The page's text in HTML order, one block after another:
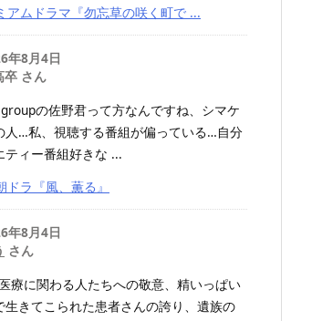
アムドラマ『勿忘草の咲く町で ...
年8月4日
卒 さん
の佐野君って方なんですね、シマケ
人…私、視聴する番組が偏っている…自分
ティー番組好きな ...
ドラ『風、薫る』
年8月4日
さん
療に関わる人たちへの敬意、精いっぱい
生きてこられた患者さんの誇り、遺族の